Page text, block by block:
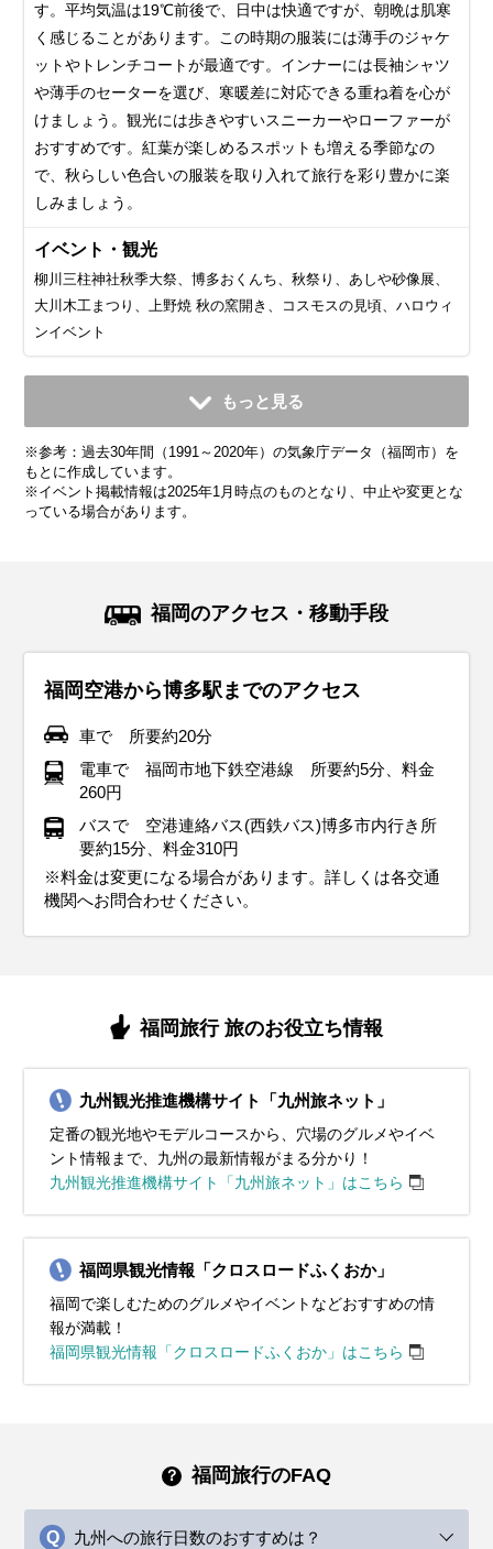
す。平均気温は19℃前後で、日中は快適ですが、朝晩は肌寒
く感じることがあります。この時期の服装には薄手のジャケ
ットやトレンチコートが最適です。インナーには長袖シャツ
や薄手のセーターを選び、寒暖差に対応できる重ね着を心が
けましょう。観光には歩きやすいスニーカーやローファーが
おすすめです。紅葉が楽しめるスポットも増える季節なの
で、秋らしい色合いの服装を取り入れて旅行を彩り豊かに楽
しみましょう。
イベント・観光
柳川三柱神社秋季大祭、博多おくんち、秋祭り、あしや砂像展、
大川木工まつり、上野焼 秋の窯開き、コスモスの見頃、ハロウィ
ンイベント
11月
平均気温・降水量
14.2℃ 91.4mm
気候・服装
11月の九州地方は秋が深まり、紅葉が美しい観光シーズンと
ーディガンや軽めのコートを用意し、寒さをしのぐ工夫が必
要です。インナーにはセーターやタートルネックを選び、暖
かさを確保しましょう。足元には防寒性のあるスニーカーや
ショートブーツがおすすめです。また、ストールや手袋を携
帯して、紅葉狩りや夜間観光にも快適に過ごせる準備をしま
しょう。秋の景色を満喫しながら、季節感を取り入れたスタ
イリッシュな服装で九州地方を楽しんでください。
イベント・観光
太宰府天満宮更衣祭、あしや砂像展、白秋祭水上パレード、炭坑
12月
平均気温・降水量
9.1℃ 67.5mm
気候・服装
12月の九州地方は冬の寒さが本格化し、平均気温は約9℃、
ックやフリース素材を取り入れてしっかり防寒対策をしてく
ださい。マフラーや手袋、ニット帽などの防寒小物を活用
し、冷たい風から体を守る工夫が重要です。観光地ではクリ
スマスイルミネーションや年末のイベントが多く開催される
ため、長時間歩く場合にも快適な防寒靴を選びましょう。寒
さ対策をしっかり整えて、冬の九州地方を思いきり楽しんで
ください。
イベント・観光
太宰府天満宮年越の大祓、大山祇神社のおしろい祭り、スノーア
1月
平均気温・降水量
6.9℃ 74.4mm
気候・服装
1月の九州地方は冬の真っ只中で、平均気温は約7℃、最低気
う。インナーにはヒートテックやフリース素材の服を取り入
れて、体を暖かく保つことが大切です。また、手袋やマフラ
ー、ニット帽で寒さを和らげましょう。足元は防寒性の高い
ブーツや滑りにくいソールのスニーカーを選ぶと快適です。
九州地方の都市部では風が強い日もあるため、風を通しにく
いアウターを選ぶと安心です。
イベント・観光
十日恵比須祭り、大善寺玉垂宮 鬼夜、玉取祭、太宰府天満宮 鬼
すべ神事、スノーアクティビティシーズン、イルミネーションシ
2月
平均気温・降水量
7.8℃ 69.8mm
気候・服装
2月の九州地方も冬らしい寒さが続きますが、少しずつ日差
ンジャケットや厚手のコートを基本に、セーターや長袖シャ
ツをインナーに選びましょう。冷え込みが厳しい朝晩には、
手袋やマフラーを着用して防寒対策を強化してください。観
光中に暖かい飲み物を携帯するなど、快適に過ごす工夫も重
要です。九州地方市内の観光には歩きやすいスニーカーがお
すすめです。
イベント・観光
柳川雛祭り さげもんめぐり、赤間宿まつり、八女ぼんぼりまつ
り、スノーアクティビティシーズン、節分祭（各地）、梅の見
3月
平均気温・降水量
10.8℃ 103.7mm
気候・服装
3月の九州地方は春の訪れを感じる季節で、平均気温は10℃
ツや薄手のセーターを選び、重ね着で調整できる服装が適し
ています。日中は暖かく感じる日も多いので、軽めのカーデ
ィガンを持ち歩くと安心です。九州地方では桜が咲き始める
観光地もあり、明るい色の服装で春らしい装いを楽しむこと
ができます。動きやすさと季節感を意識して、快適な旅を演
出しましょう。
イベント・観光
柳川雛祭り さげもんめぐり、柳川流鏑馬、八女ぼんぼりまつり、
スノーアクティビティシーズン、梅の見頃、日本酒蔵びらき（各
4月
平均気温・降水量
15.4℃ 118.2mm
気候・服装
4月の九州地方は春本番で、桜が満開となる絶好の観光シー
時期の服装には、薄手のジャケットやカーディガンが適して
います。インナーには長袖シャツやブラウスを合わせ、重ね
着で気温に合わせた調整を心がけましょう。観光地では歩き
やすいスニーカーを履くと快適です。また、突然の雨に備え
て折りたたみ傘を持参しましょう。春の九州地方を満喫する
ために、季節感を取り入れた明るい服装で出かけましょう。
イベント・観光
柳川雛祭り さげもんめぐり、藤まつり（各地）、太宰府天満宮更
衣祭、桜まつり（各地）、いちご狩り、日本酒蔵びらき（各地）
5月
平均気温・降水量
19.9℃ 133.7mm
気候・服装
5月の九州地方は初夏の爽やかな気候で、観光にも最適な季
ャケットを選び、日中は半袖シャツや軽めのパンツ、スカー
トで快適に過ごせます。ただし、朝晩は涼しく感じることが
あるため、脱ぎ着しやすい服装がおすすめです。また、紫外
線対策として帽子や日焼け止めを携帯すると安心です。観光
名所を巡る際は、動きやすいスニーカーやサンダルを履い
て、九州地方の自然や文化を存分に楽しんでください。
イベント・観光
博多どんたく港まつり、風治八幡宮 川渡り神幸祭、糸田祇園山
笠、風鈴祭り（各地）、こいのぼりスポット（各地）、新茶イベ
6月
平均気温・降水量
23.3℃ 249.6mm
気候・服装
6月の九州地方は梅雨の時期に入り、雨の日が多くなりま
ス、軽めのパンツを選び、湿気対策として速乾性のある素材
を活用するのがおすすめです。また、防水性の高いレインジ
ャケットや折りたたみ傘を必ず持参してください。靴は防水
加工されたスニーカーやレインシューズを選ぶことで、雨の
日でも快適に観光を楽しめます。梅雨でも快適に九州地方観
光を楽しむため、動きやすい雨対策の服装を心がけましょ
イベント・観光
太宰府天満宮夏越の大祓、白糸の滝開き、高良大社川渡祭、太宰
7月
平均気温・降水量
27.4℃ 299.1mm
気候・服装
7月の九州地方は本格的な夏の暑さが始まり、平均気温は
してください。ショートパンツやスカートで快適なスタイル
を楽しむのがおすすめです。日中の強い日差しを避けるため
に、帽子やサングラス、日焼け止めをしっかりと活用しまし
ょう。冷房対策に薄手のカーディガンやストールを持参しま
しょう。水分補給をこまめに行いながら、夏の九州地方を快
適に旅してください。
イベント・観光
博多祇園山笠、太宰府天満宮七夕祭、小倉祇園太鼓、北九州市の
戸畑祇園大山笠、夏越祭（各地）、花火大会（各地）、海水浴シ
もっと見る
※参考：過去30年間（1991～2020年）の気象庁データ（福岡市）を
もとに作成しています。
※イベント掲載情報は2025年1月時点のものとなり、中止や変更とな
っている場合があります。
福岡のアクセス・移動手段
福岡空港から博多駅までのアクセス
車で 所要約20分
電車で 福岡市地下鉄空港線 所要約5分、料金
260円
バスで 空港連絡バス(西鉄バス)博多市内行き所
要約15分、料金310円
※料金は変更になる場合があります。詳しくは各交通
機関へお問合わせください。
福岡旅行 旅のお役立ち情報
九州観光推進機構サイト「九州旅ネット」
定番の観光地やモデルコースから、穴場のグルメやイベ
ント情報まで、九州の最新情報がまる分かり！
九州観光推進機構サイト「九州旅ネット」はこちら
福岡県観光情報「クロスロードふくおか」
福岡で楽しむためのグルメやイベントなどおすすめの情
報が満載！
福岡県観光情報「クロスロードふくおか」はこちら
福岡旅行のFAQ
九州への旅行日数のおすすめは？